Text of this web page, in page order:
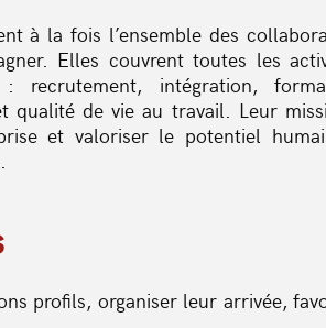
à la fois l’ensemble des
Elles couvrent toutes les
: recrutement, intégration,
qualité de vie au travail. Leur
et valoriser le potentiel
profils, organiser leur arrivée,